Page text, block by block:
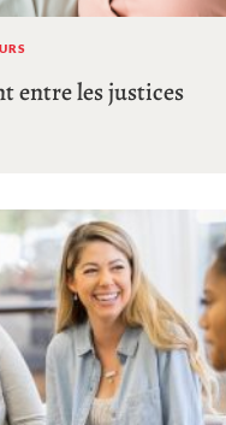
entre les justices